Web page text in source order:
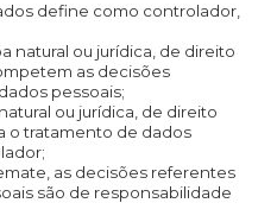
define como controlador,
natural ou jurídica, de direito
as decisões
pessoais;
ou jurídica, de direito
o tratamento de dados
as decisões referentes
são de responsabilidade